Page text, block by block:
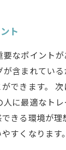
ト
なポイント
含まれてい
きます。
に最適なト
きる環境が
すくなりま